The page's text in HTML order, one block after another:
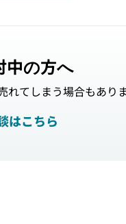
中の方へ
てしまう場合もありま
はこちら